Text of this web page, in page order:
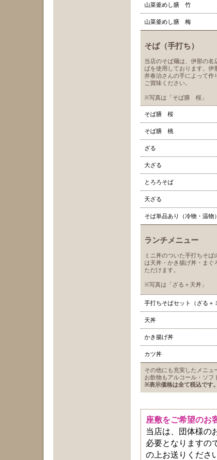
山菜釜めし膳 竹
山菜釜めし膳 梅
そば（手打ち）
当店のそば麺は、伊那の名
ばを使用しております。伊
井春治さんの手によって作
ご賞味ください。
※写真は「そば膳 桜」
そば膳 桜
そば膳 桃
ざる
大ざる
とろろそば
天ざる
そば単品あり（冷物・温物
ランチメニュー
ミニ丼のついた手打ちそ
は天丼・かき揚げ丼・まぐ
ただけます。
※写真は「ざる＋天丼」
手打ちそばセット（ざる＋
天丼
かき揚げ丼
カツ丼
その他にも充実したメニュ
お飲物もアルコール・ソ
※表示価格は全て税込です
座敷をご希望のお
当店は、団体様の
必要となりますの
の上お送りくださ